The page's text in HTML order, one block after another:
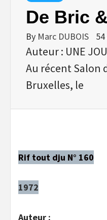
De Bric
By Marc DUBOIS
Auteur : UNE
Au récent Salon
Bruxelles, le
Rif tout dju N° 160
1972
Auteur :